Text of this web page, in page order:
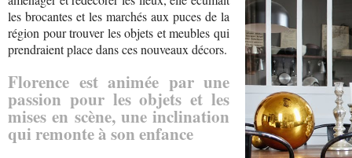
les brocantes et les marchés aux puces de la
région pour trouver les objets et meubles qui
prendraient place dans ces nouveaux décors.
Florence est animée par une
passion pour les objets et les
mises en scène, une inclination
qui remonte à son enfance